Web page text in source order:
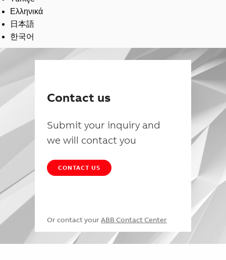
Ελληνικά
日本語
한국어
Contact us
Submit your inquiry and
we will contact you
CONTACT US
Or contact your ABB Contact Center